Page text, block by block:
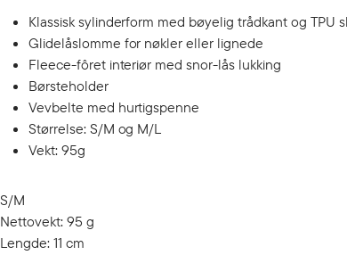
Klassisk sylinderform med bøyelig trådkant og TPU
Glidelåslomme for nøkler eller lignede
Fleece-fôret interiør med snor-lås lukking
Børsteholder
Vevbelte med hurtigspenne
Størrelse: S/M og M/L
Vekt: 95g
S/M
Nettovekt: 95 g
Lengde: 11 cm